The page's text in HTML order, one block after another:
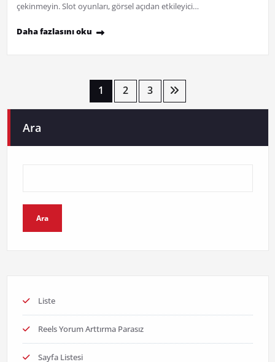
çekinmeyin. Slot oyunları, görsel açıdan etkileyici…
Daha fazlasını oku
sayfalaması
1 2 3
Ara
Ara
Liste
Reels Yorum Arttırma Parasız
Sayfa Listesi